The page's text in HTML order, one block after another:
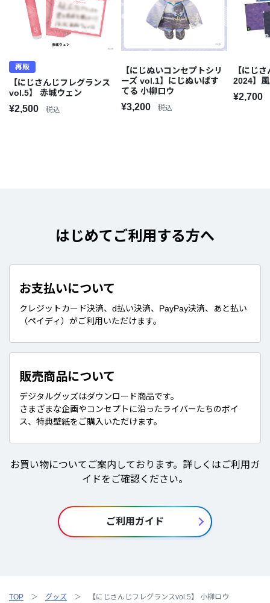
再販
【にじさんじフレグランス
vol.5】 赤城ウェン
¥2,500 税込
【にじぬいコンセプトシリ
ーズ vol.1】にじぬいぱす
てる 小柳ロウ
¥3,200 税込
【にじ
2024】
¥2,700
はじめてご利用する方へ
お支払いについて
クレジットカード決済、d払い決済、PayPay決済、あと払い
（ペイディ）がご利用いただけます。
販売商品について
デジタルグッズはダウンロード商品です。
さまざまな企画やコンセプトに沿ったライバーたちのボイ
ス、特典壁紙をご購入いただけます。
お買い物についてご案内しております。詳しくはご利用ガ
イドをご確認ください。
ご利用ガイド
TOP グッズ 【にじさんじフレグランスvol.5】 小柳ロウ